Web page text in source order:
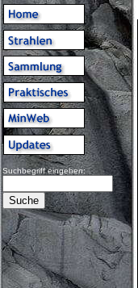
Suchbegriff eingeben: